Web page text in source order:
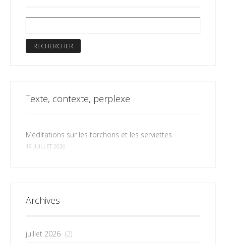
Texte, contexte, perplexe
Méditations sur les torchons et les serviettes
19 JUILLET 2026
Archives
juillet 2026 (2)